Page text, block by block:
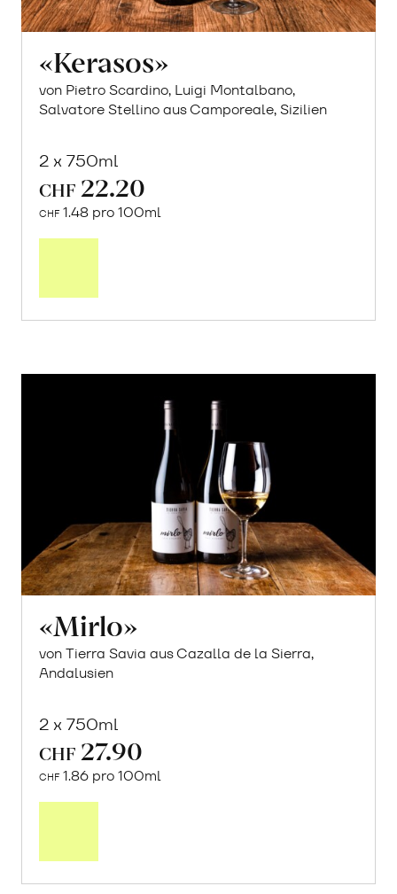
«Kerasos»
von Pietro Scardino, Luigi Montalbano,
Salvatore Stellino aus Camporeale, Sizilien
2 x 750ml
CHF 22.20
CHF 1.48 pro 100ml
«Mirlo»
von Tierra Savia aus Cazalla de la Sierra,
Andalusien
2 x 750ml
CHF 27.90
CHF 1.86 pro 100ml